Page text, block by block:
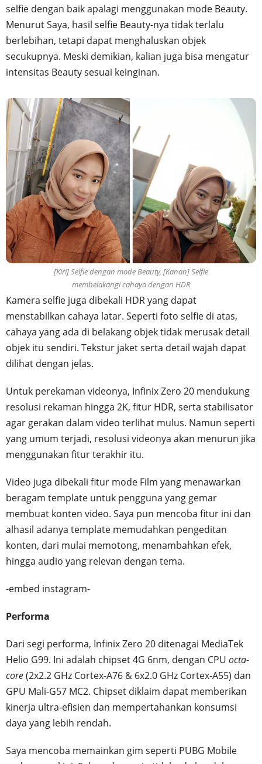
selfie dengan baik apalagi menggunakan mode Beauty.
Menurut Saya, hasil selfie Beauty-nya tidak terlalu
berlebihan, tetapi dapat menghaluskan objek
secukupnya. Meski demikian, kalian juga bisa mengatur
intensitas Beauty sesuai keinginan.
[Kiri] Selfie dengan mode Beauty, [Kanan] Selfie
membelakangi cahaya dengan HDR
Kamera selfie juga dibekali HDR yang dapat
menstabilkan cahaya latar. Seperti foto selfie di atas,
cahaya yang ada di belakang objek tidak merusak detail
objek itu sendiri. Tekstur jaket serta detail wajah dapat
dilihat dengan jelas.
Untuk perekaman videonya, Infinix Zero 20 mendukung
resolusi rekaman hingga 2K, fitur HDR, serta stabilisator
agar gerakan dalam video terlihat mulus. Namun seperti
yang umum terjadi, resolusi videonya akan menurun jika
menggunakan fitur terakhir itu.
Video juga dibekali fitur mode Film yang menawarkan
beragam template untuk pengguna yang gemar
membuat konten video. Saya pun mencoba fitur ini dan
alhasil adanya template memudahkan pengeditan
konten, dari mulai memotong, menambahkan efek,
hingga audio yang relevan dengan tema.
-embed instagram-
Performa
Dari segi performa, Infinix Zero 20 ditenagai MediaTek
Helio G99. Ini adalah chipset 4G 6nm, dengan CPU octa-
core(2x2.2 GHz Cortex-A76 & 6x2.0 GHz Cortex-A55) dan
GPU Mali-G57 MC2. Chipset diklaim dapat memberikan
kinerja ultra-efisien dan mempertahankan konsumsi
daya yang lebih rendah.
Saya mencoba memainkan gim seperti PUBG Mobile